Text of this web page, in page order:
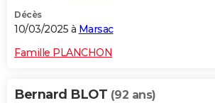
Décès
10/03/2025 à Marsac
Famille PLANCHON
Bernard BLOT (92 ans)